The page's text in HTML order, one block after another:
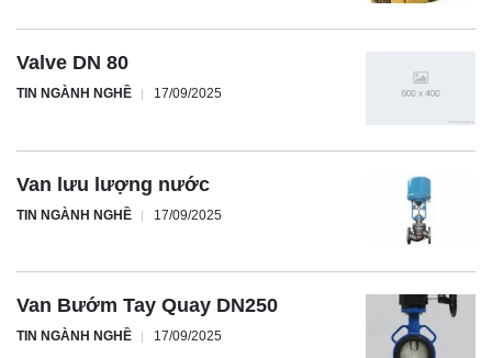
Valve DN 80
TIN NGÀNH NGHỀ 17/09/2025
Van lưu lượng nước
TIN NGÀNH NGHỀ 17/09/2025
Van Bướm Tay Quay DN250
TIN NGÀNH NGHỀ 17/09/2025